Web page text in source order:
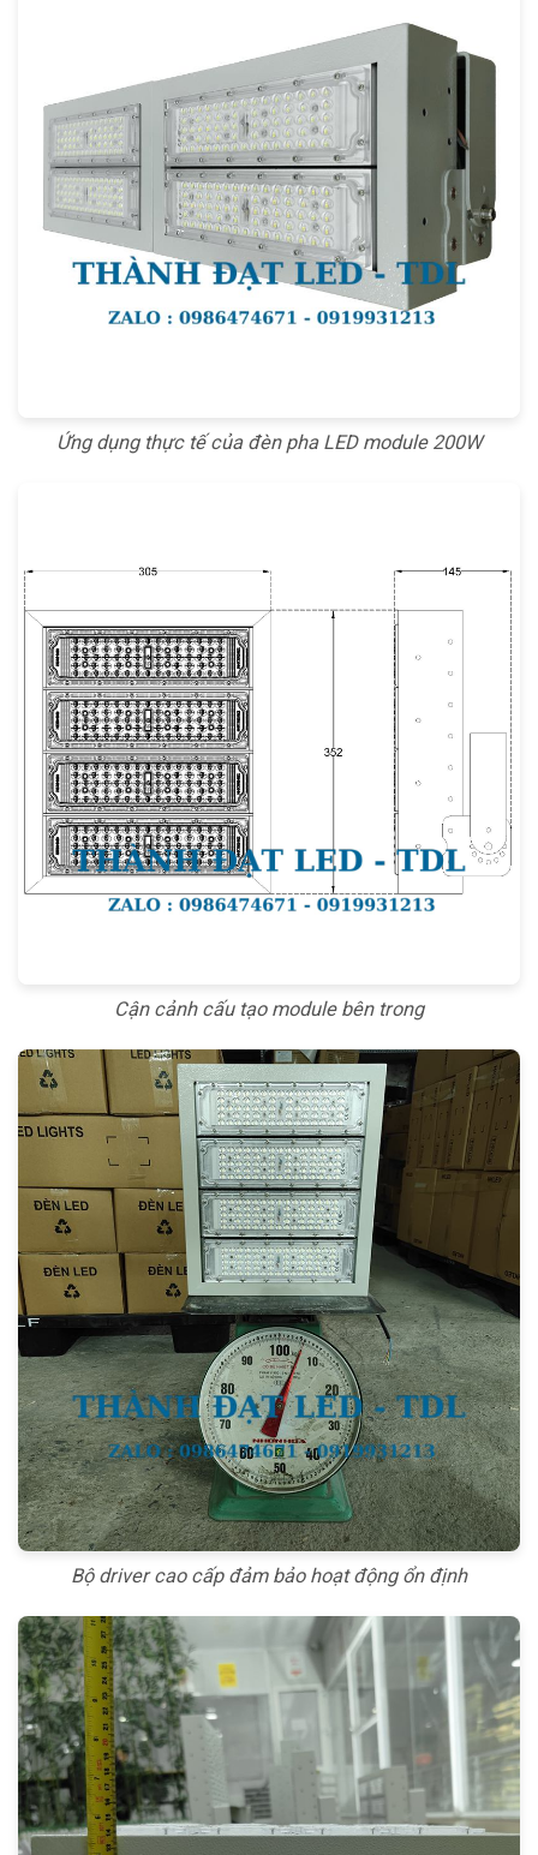
Ứng dụng thực tế của đèn pha LED module 200W
Cận cảnh cấu tạo module bên trong
Bộ driver cao cấp đảm bảo hoạt động ổn định